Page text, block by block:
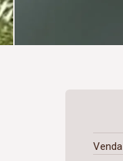
Venda